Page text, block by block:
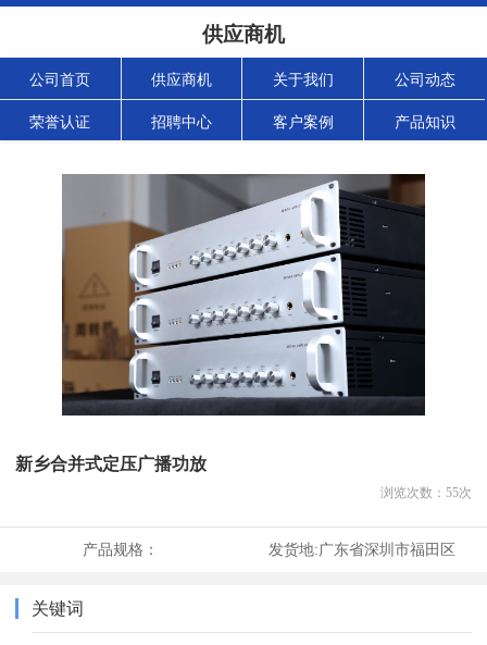
供应商机
公司首页 供应商机 关于我们 公司动态
荣誉认证 招聘中心 客户案例 产品知识
新乡合并式定压广播功放
浏览次数： 55次
产品规格： 发货地:广东省深圳市福田区
关键词